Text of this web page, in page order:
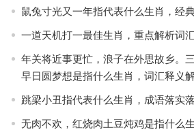
鼠兔寸光又一年指代表什么生肖，经
一道天机打一最佳生肖，重点解析词
年关将近事更忙，浪子在外思故乡。
早日圆梦想是指什么生肖，词汇释义
跳梁小丑指代表什么生肖，成语落实
无肉不欢，红烧肉土豆炖鸡是指什么